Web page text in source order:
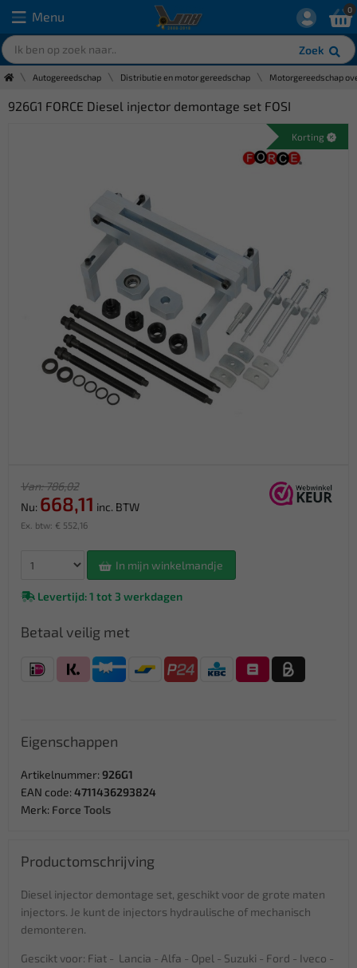
Menu
Zoek
0
Autogereedschap Distributie en motor gereedschap Motorgereedschap
926G1 FORCE Diesel injector demontage set FOSI
Korting
Van: 786,02
Nu: 668,11 inc. BTW
Ex. btw: € 552,16
In mijn winkelmandje
Levertijd: 1 tot 3 werkdagen
Betaal veilig met
Eigenschappen
Artikelnummer: 926G1
EAN code: 4711436293824
Merk: Force Tools
Productomschrijving
Diesel injector demontage set, geschikt voor de grote maten
injectors. Je kunt de injectors hydraulische of mechanisch
demonteren.
Gescikt voor: Fiat - Lancia - Alfa - Opel - Suzuki - Ford - Iveco -